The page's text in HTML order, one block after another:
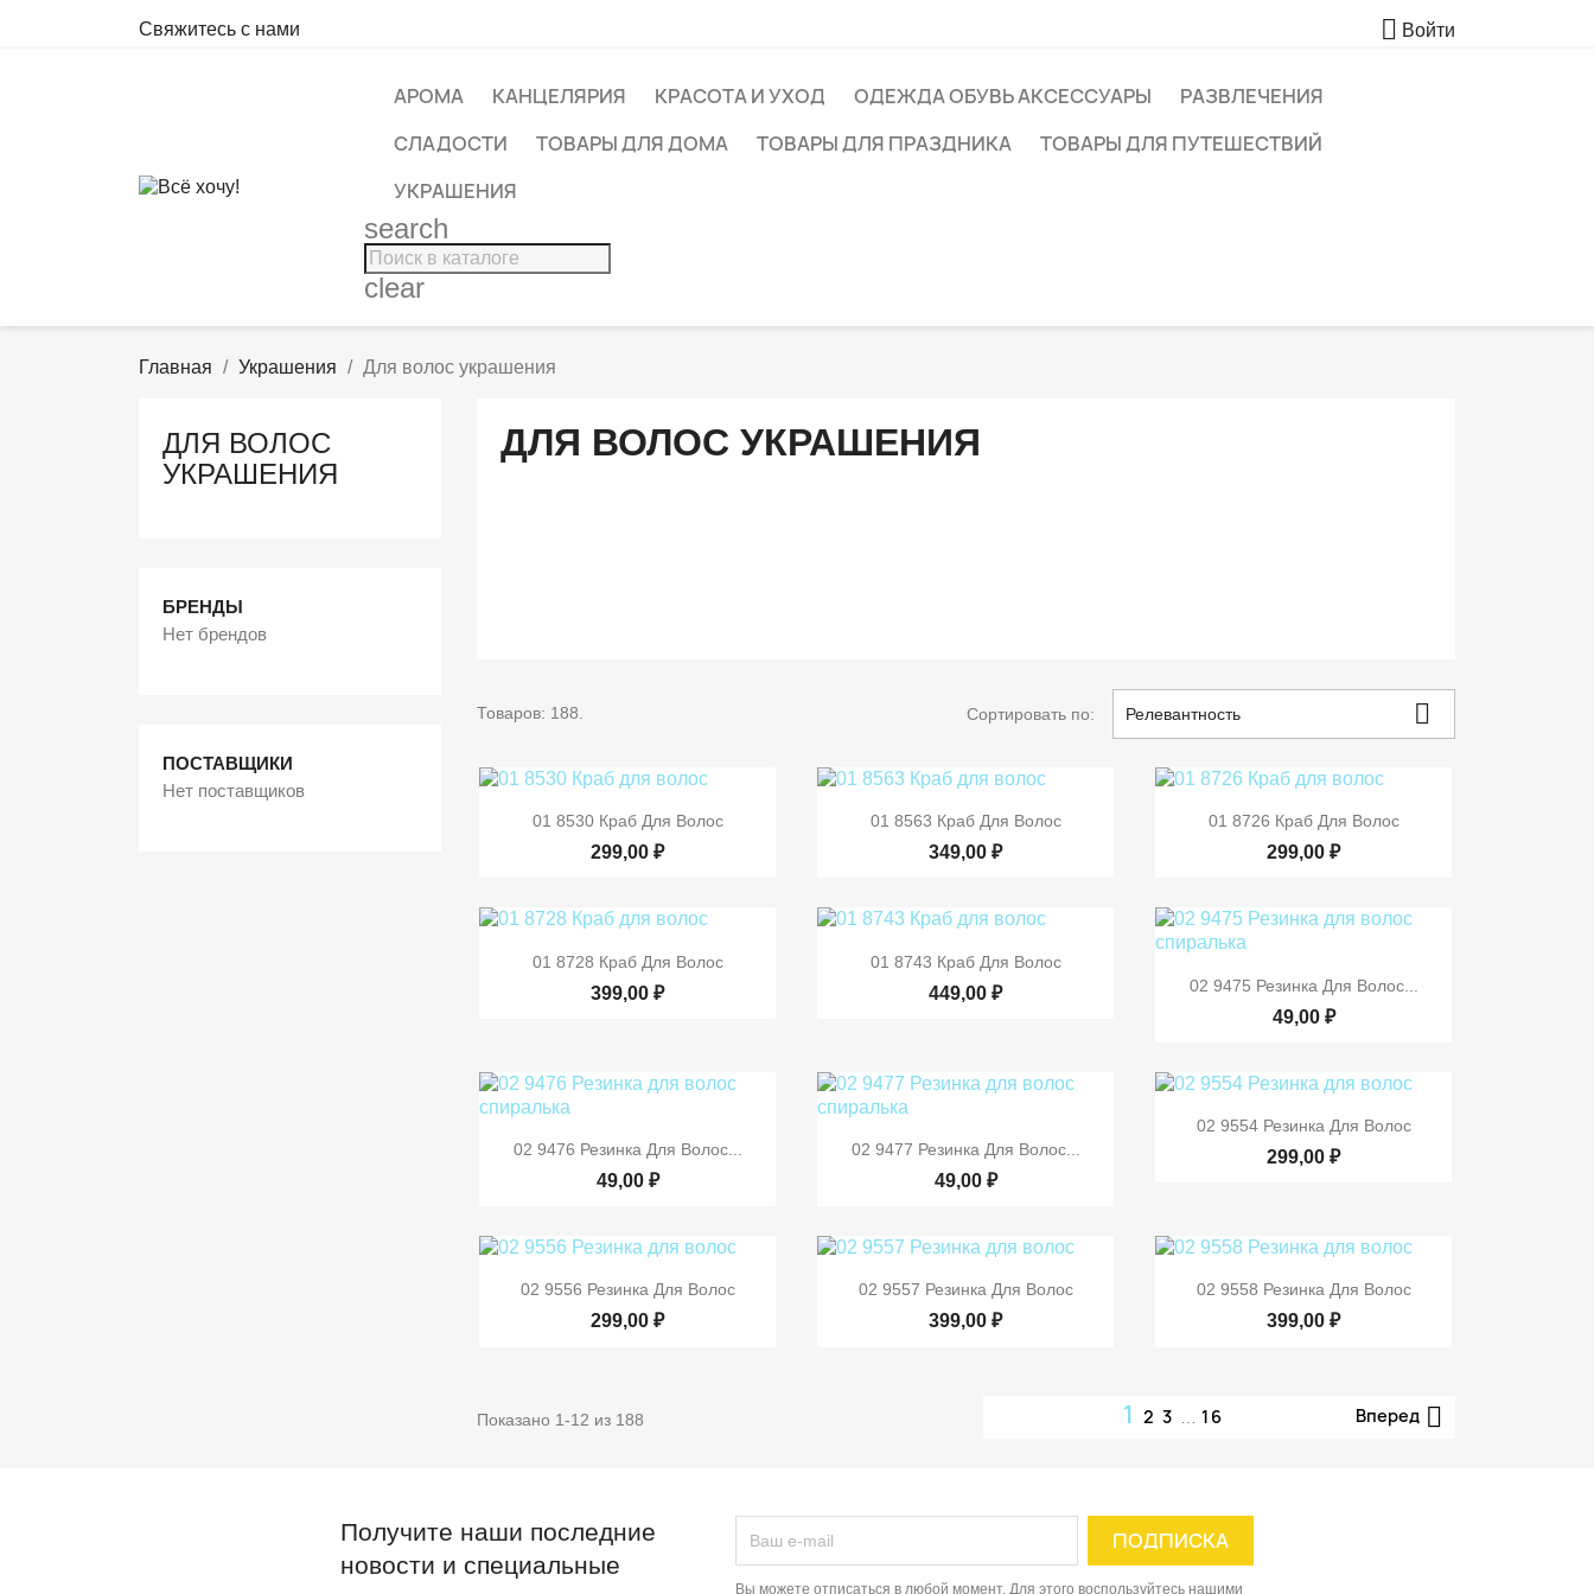
Свяжитесь с нами  Войти
АРОМА КАНЦЕЛЯРИЯ КРАСОТА И УХОД ОДЕЖДА ОБУВЬ АКСЕССУАРЫ
РАЗВЛЕЧЕНИЯ
СЛАДОСТИ
ТОВАРЫ ДЛЯ ДОМА ТОВАРЫ ДЛЯ ПРАЗДНИКА
ТОВАРЫ ДЛЯ ПУТЕШЕСТВИЙ
УКРАШЕНИЯ
search
clear
Главная Украшения Для волос украшения
ДЛЯ ВОЛОС
УКРАШЕНИЯ
БРЕНДЫ
Нет брендов
ПОСТАВЩИКИ
Нет поставщиков
ДЛЯ ВОЛОС УКРАШЕНИЯ
Товаров: 188. Сортировать по: Релевантность 
 Быстрый просмотр
01 8530 Краб Для Волос
299,00 ₽
 Быстрый просмотр
01 8563 Краб Для Волос
349,00 ₽
 Быстрый просмотр
01 8726 Краб Для Волос
299,00 ₽
 Быстрый просмотр
01 8728 Краб Для Волос
399,00 ₽
 Быстрый просмотр
01 8743 Краб Для Волос
449,00 ₽  Быстрый просмотр
02 9475 Резинка Для Волос...
49,00 ₽
 Быстрый просмотр
02 9476 Резинка Для Волос...
49,00 ₽
 Быстрый просмотр
02 9477 Резинка Для Волос...
49,00 ₽
 Быстрый просмотр
02 9554 Резинка Для Волос
299,00 ₽
 Быстрый просмотр
02 9556 Резинка Для Волос
299,00 ₽
 Быстрый просмотр
02 9557 Резинка Для Волос
399,00 ₽
 Быстрый просмотр
02 9558 Резинка Для Волос
399,00 ₽
Показано 1-12 из 188 1 2 3 16 Вперед 
Получите наши последние
новости и специальные
Вы можете отписаться в любой момент. Для этого воспользуйтесь нашими